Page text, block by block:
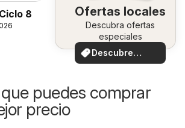
8 Ofertas locales
Descubra ofertas
especiales
Descubre
ofertas
puedes comprar
precio